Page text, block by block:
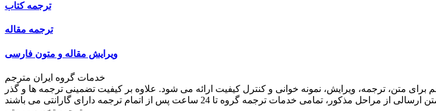
ترجمه کتاب
ترجمه مقاله
ویرایش مقاله و متون فارسی
خدمات گروه ایران مترجم
متن، ترجمه، ویرایش، نمونه خوانی و کنترل کیفیت ارائه می شود. علاوه بر کیفیت تضمینی ترجمه ها و گذر